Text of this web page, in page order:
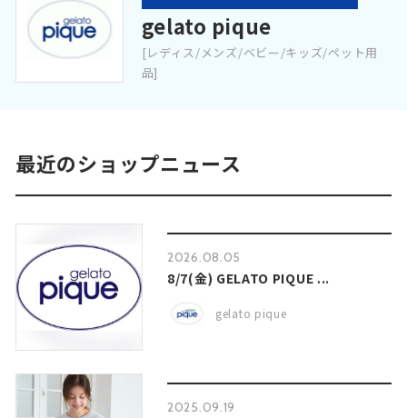
gelato pique
[レディス/メンズ/ベビー/キッズ/ペット用
品]
最近のショップニュース
2026.08.05
8/7(金) GELATO PIQUE ...
gelato pique
2025.09.19